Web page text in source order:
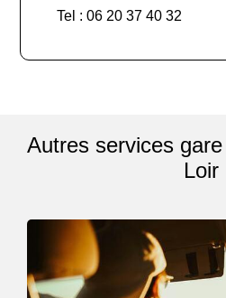
Tel : 06 20 37 40 32
Autres services
Loir